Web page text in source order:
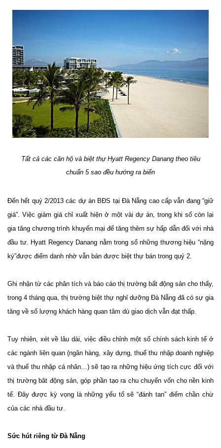
Tất cả các căn hộ và biệt thự Hyatt Regency Danang theo tiêu
chuẩn 5 sao đều hướng ra biển
Đến hết quý 2/2013 các dự án BĐS tại Đà Nẵng cao cấp vẫn đang “giữ
giá”. Việc giảm giá chỉ xuất hiện ở một vài dự án, trong khi số còn lại
gia tăng chương trình khuyến mại để tăng thêm sự hấp dẫn đối với nhà
đầu tư. Hyatt Regency Danang nằm trong số những thương hiệu “nặng
ký”được điểm danh nhờ vẫn bán được biệt thự bán trong quý 2.
Ghi nhận từ các phân tích và báo cáo thị trường bất động sản cho thấy,
trong 4 tháng qua, thị trường biệt thự nghỉ dưỡng Đà Nẵng đã có sự gia
tăng về số lượng khách hàng quan tâm dù giao dịch vẫn đạt thấp.
Tuy nhiên, xét về lâu dài, việc điều chỉnh một số chính sách kinh tế ở
các ngành liên quan (ngân hàng, xây dựng, thuế thu nhập doanh nghiệp
và thuế thu nhập cá nhân…) sẽ tạo ra những hiệu ứng tích cực đối với
thị trường bât động sản, góp phần tạo ra chu chuyển vốn cho nền kinh
tế. Đây được kỳ vọng là những yếu tố sẽ “đánh tan” điểm chần chừ
của các nhà đầu tư.
Sức hút riêng từ Đà Nẵng